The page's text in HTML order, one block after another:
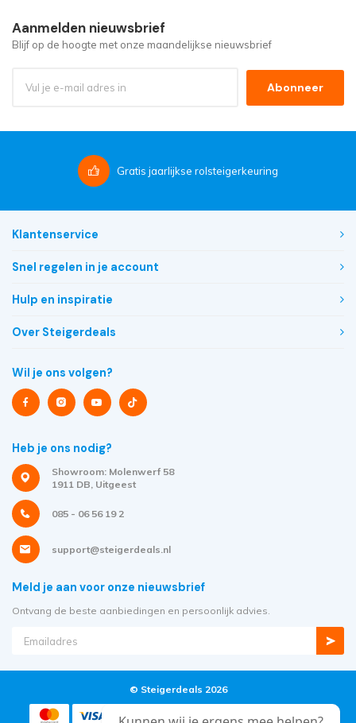
Aanmelden nieuwsbrief
Blijf op de hoogte met onze maandelijkse nieuwsbrief
Abonneer
Gratis jaarlijkse rolsteigerkeuring
Klantenservice
Snel regelen in je account
Hulp en inspiratie
Over Steigerdeals
Wil je ons volgen?
Heb je ons nodig?
Showroom: Molenwerf 58
1911 DB, Uitgeest
085 - 06 56 19 2
support@steigerdeals.nl
Meld je aan voor onze nieuwsbrief
Ontvang de beste aanbiedingen en persoonlijk advies.
© Steigerdeals 2026